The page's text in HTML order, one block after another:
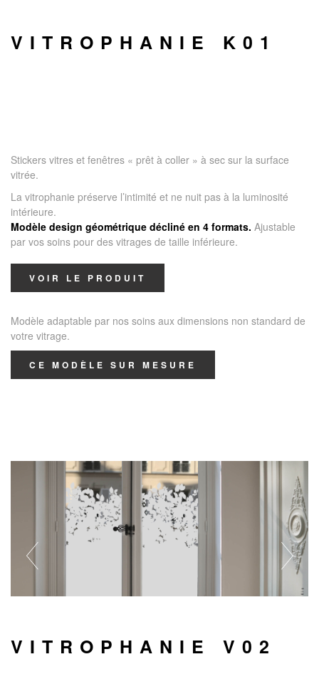
VITROPHANIE K01
Stickers vitres et fenêtres « prêt à coller » à sec sur la surface
vitrée.
La vitrophanie préserve l’intimité et ne nuit pas à la luminosité
intérieure.
Modèle design géométrique décliné en 4 formats. Ajustable
par vos soins pour des vitrages de taille inférieure.
VOIR LE PRODUIT
Modèle adaptable par nos soins aux dimensions non standard de
votre vitrage.
CE MODÈLE SUR MESURE
VITROPHANIE V02